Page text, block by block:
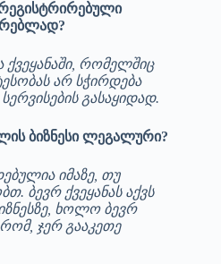
ქვეყანაში, რომელშიც
არ სჭირდება
გასაყიდად.
ბიზნესი ლეგალური?
იმაზე, თუ
ბევრ ქვეყანას აქვს
ხოლო ბევრ
რომ, ჯერ გააკეთე